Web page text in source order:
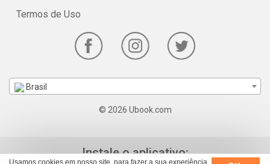
Usamos cookies em nosso site, para fazer a sua experiência
Termos de Uso
Brasil
© 2026 Ubook.com
Instale o aplicativo: